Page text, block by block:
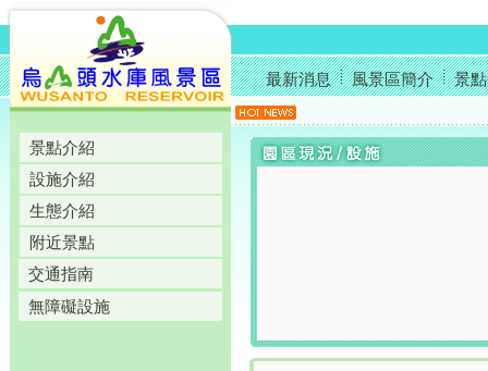
景點介紹
設施介紹
生態介紹
附近景點
交通指南
無障礙設施
最新消息 風景區簡介 景